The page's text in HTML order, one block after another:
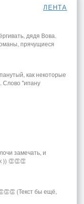
ЛЕНТА
дядя Вова.
прячущиеся
как некоторые
Слово "ипану
замечать, и
)) 👏👏👏
(Текст бы ещё,